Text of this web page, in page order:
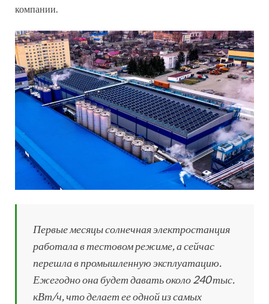
компании.
Первые месяцы солнечная электростанция
работала в тестовом режиме, а сейчас
перешла в промышленную эксплуатацию.
Ежегодно она будет давать около 240 тыс.
кВт/ч, что делает ее одной из самых